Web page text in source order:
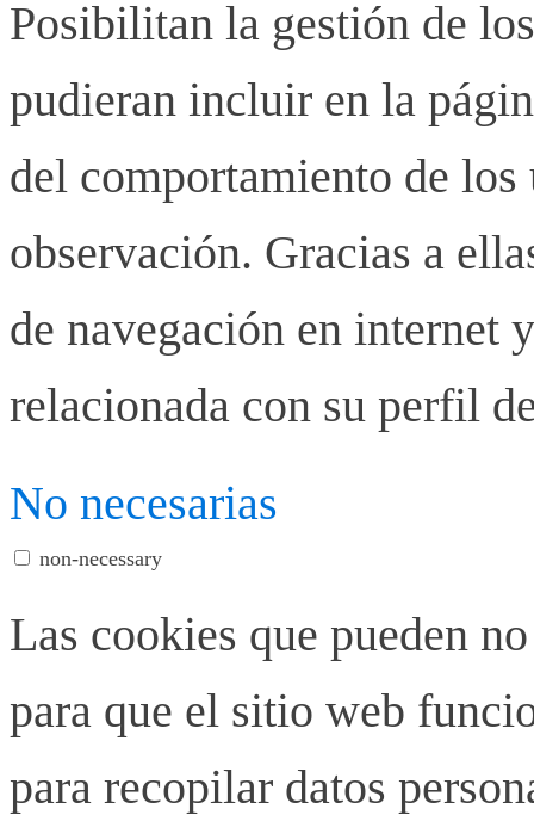
Posibilitan la gestión de
pudieran incluir en la
del comportamiento de los
observación. Gracias a
de navegación en internet
relacionada con su perfil
No necesarias
non-necessary
Las cookies que pueden
para que el sitio web
para recopilar datos